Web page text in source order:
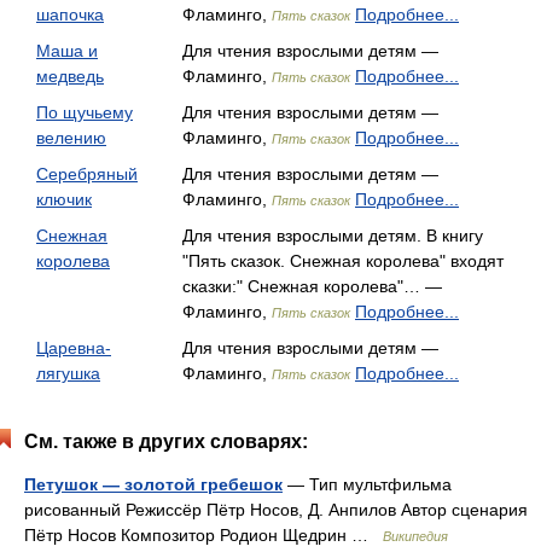
шапочка
Фламинго,
Пять сказок Подробнее...
Маша и
медведь
Для чтения взрослыми детям —
Фламинго,
Пять сказок Подробнее...
По щучьему
велению
Для чтения взрослыми детям —
Фламинго,
Пять сказок Подробнее...
Серебряный
ключик
Для чтения взрослыми детям —
Фламинго,
Пять сказок Подробнее...
Снежная
королева
Для чтения взрослыми детям. В книгу
"Пять сказок. Снежная королева" входят
сказки:" Снежная королева"… —
Фламинго,
Пять сказок Подробнее...
Царевна-
лягушка
Для чтения взрослыми детям —
Фламинго,
Пять сказок Подробнее...
См. также в других словарях:
Петушок — золотой гребешок — Тип мультфильма
рисованный Режиссёр Пётр Носов, Д. Анпилов Автор сценария
Пётр Носов Композитор Родион Щедрин …
Википедия